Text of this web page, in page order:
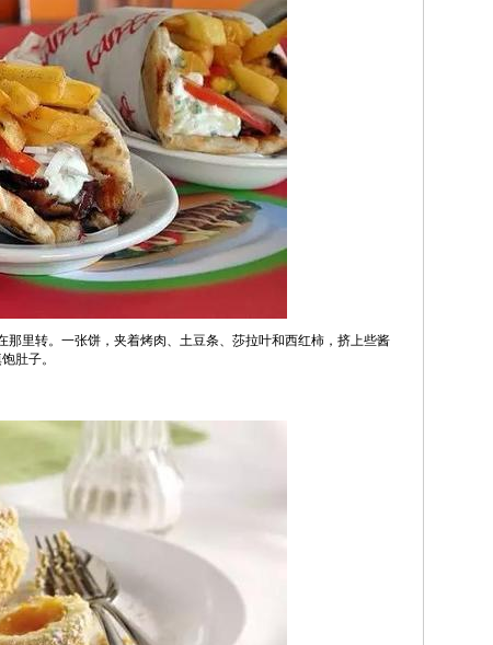
里转。一张饼，夹着烤肉、土豆条、莎拉叶和西红柿，挤上些酱
肚子。